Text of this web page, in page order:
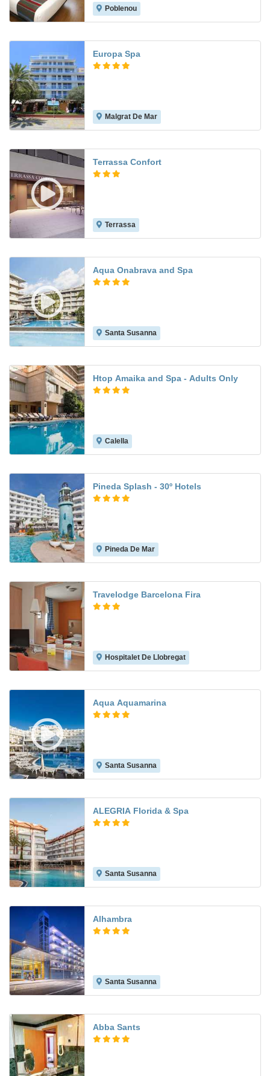
Poblenou
Europa Spa
Malgrat De Mar
Terrassa Confort
Terrassa
Aqua Onabrava and Spa
Santa Susanna
Htop Amaika and Spa - Adults Only
Calella
Pineda Splash - 30º Hotels
Pineda De Mar
Travelodge Barcelona Fira
Hospitalet De Llobregat
Aqua Aquamarina
Santa Susanna
ALEGRIA Florida & Spa
Santa Susanna
Alhambra
Santa Susanna
Abba Sants